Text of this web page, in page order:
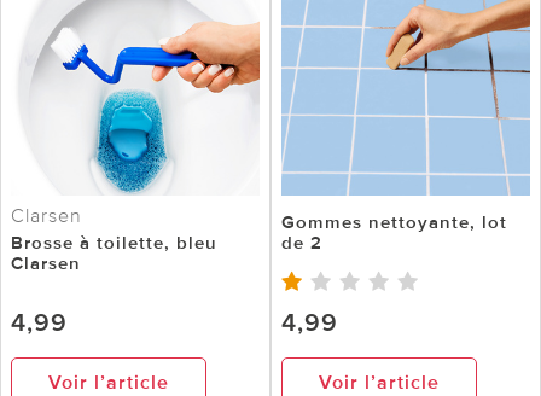
Clarsen
Brosse à toilette, bleu
Clarsen
4,99
Voir l’article
Gommes nettoyante, lot
de 2
4,99
Voir l’article